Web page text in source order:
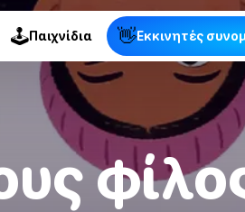
🕹Παιχνίδια 👋Εκκινητές